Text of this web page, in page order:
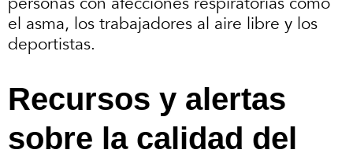
el asma, los trabajadores al aire libre y los
deportistas.
Recursos y alertas
sobre la calidad del